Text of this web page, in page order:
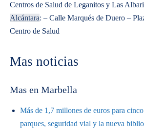
Centros de Salud de Leganitos y Las
Alcántara: – Calle Marqués de Duero –
Centro de Salud
Mas noticias
Mas en Marbella
Más de 1,7 millones de euros para
parques, seguridad vial y la nueva